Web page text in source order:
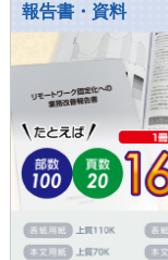
報告書・資料